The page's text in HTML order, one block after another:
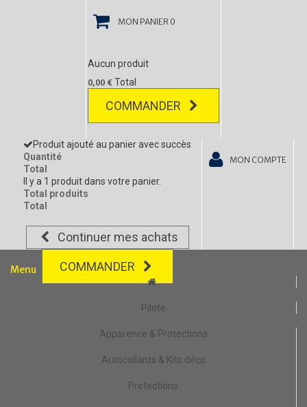
MON PANIER 0
Aucun produit
0,00 € Total
COMMANDER
Produit ajouté au panier avec succès
Quantité
Total
Il y a 1 produit dans votre panier.
Total produits
Total
Continuer mes achats
COMMANDER
MON COMPTE
Menu
Pilote
Apparence & Protections
Autocollants & Kits déco
Protections